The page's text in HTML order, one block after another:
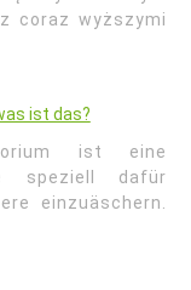
coraz wyższymi
ist das?
ist eine
speziell dafür
einzuäschern.